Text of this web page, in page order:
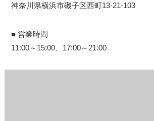
神奈川県横浜市磯子区西町13-21-103
■ 営業時間
11:00～15:00、17:00～21:00